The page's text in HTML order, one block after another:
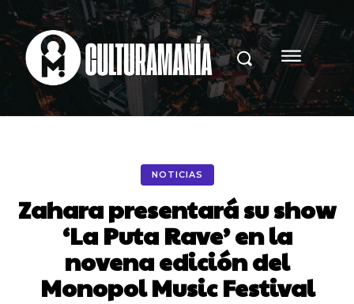
NOTICIAS
Zahara presentará su show
‘La Puta Rave’ en la
novena edición del
Monopol Music Festival